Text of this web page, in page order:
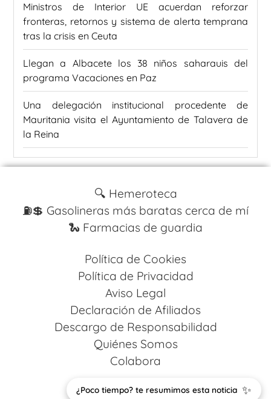
¿Poco tiempo? te resumimos esta noticia ✨
Ministros de Interior UE acuerdan reforzar
fronteras, retornos y sistema de alerta temprana
tras la crisis en Ceuta
Llegan a Albacete los 38 niños saharauis del
programa Vacaciones en Paz
Una delegación institucional procedente de
Mauritania visita el Ayuntamiento de Talavera de
la Reina
🔍 Hemeroteca
⛽️💲 Gasolineras más baratas cerca de mí
🐍 Farmacias de guardia
Política de Cookies
Política de Privacidad
Aviso Legal
Declaración de Afiliados
Descargo de Responsabilidad
Quiénes Somos
Colabora
Design byCodestack Solutions